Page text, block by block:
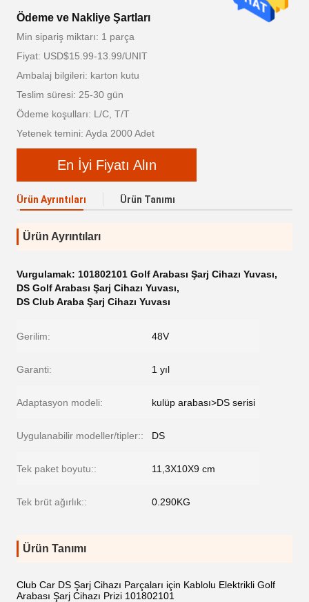
Ödeme ve Nakliye Şartları
Min sipariş miktarı: 1 parça
Fiyat: USD$15.99-13.99/UNIT
Ambalaj bilgileri: karton kutu
Teslim süresi: 25-30 gün
Ödeme koşulları: L/C, T/T
Yetenek temini: Ayda 2000 Adet
En İyi Fiyatı Alın
Ürün Ayrıntıları Ürün Tanımı
Ürün Ayrıntıları
Vurgulamak: 101802101 Golf Arabası Şarj Cihazı Yuvası,
DS Golf Arabası Şarj Cihazı Yuvası,
DS Club Araba Şarj Cihazı Yuvası
Gerilim: 48V
Garanti: 1 yıl
Adaptasyon modeli: kulüp arabası>DS serisi
Uygulanabilir modeller/tipler:: DS
Tek paket boyutu:: 11,3X10X9 cm
Tek brüt ağırlık:: 0.290KG
Ürün Tanımı
Club Car DS Şarj Cihazı Parçaları için Kablolu Elektrikli Golf
Arabası Şarj Cihazı Prizi 101802101